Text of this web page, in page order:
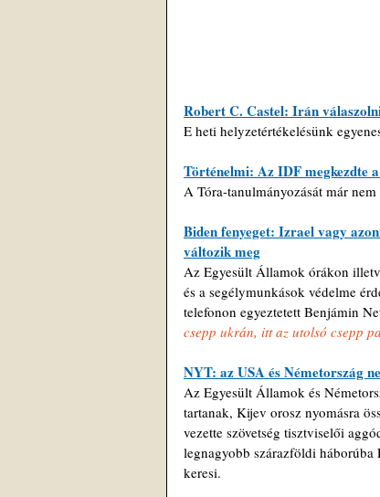
Robert C. Castel: Irán
E heti helyzetértékelésünk
Történelmi: Az IDF megkezdte
A Tóra-tanulmányozását már
Biden fenyeget: Izrael vagy
változik meg
Az Egyesült Államok órákon
és a segélymunkások védelme
telefonon egyeztetett Benjámin
csepp ukrán, itt az utolsó csepp
NYT: az USA és Németország
Az Egyesült Államok és
tartanak, Kijev orosz nyomásra
vezette szövetség tisztviselői
legnagyobb szárazföldi
keresi.